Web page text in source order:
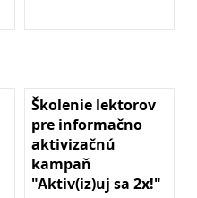
Školenie lektorov
pre informačno
aktivizačnú
kampaň
"Aktiv(iz)uj sa 2x!"